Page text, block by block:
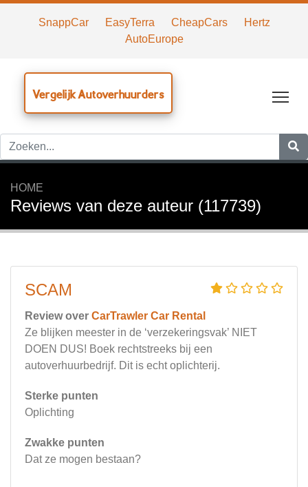
SnappCar EasyTerra CheapCars
Hertz
AutoEurope
Vergelijk Autoverhuurders
HOME
Reviews van deze auteur (117739)
SCAM
Review over CarTrawler Car Rental
Ze blijken meester in de ‘verzekeringsvak’ NIET
DOEN DUS! Boek rechtstreeks bij een
autoverhuurbedrijf. Dit is echt oplichterij.
Sterke punten
Oplichting
Zwakke punten
Dat ze mogen bestaan?